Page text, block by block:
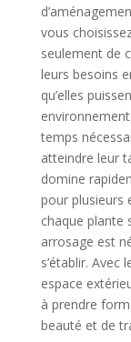
vous
seulement de
leurs besoins
qu’elles
temps
atteindre leur
domine
pour plusieurs
chaque plante
arrosage est
s’établir. Avec
espace
à prendre
beauté et de